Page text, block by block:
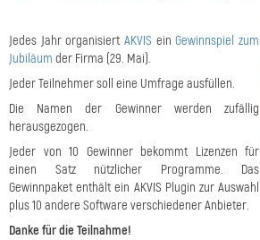
Jedes Jahr organisiert AKVIS einGewinnspiel zum
Jubiläum der Firma (29. Mai).
Jeder Teilnehmer soll eine Umfrage ausfüllen.
Die Namen der Gewinner werden zufällig
herausgezogen.
Jeder von 10 Gewinner bekommt Lizenzen für
einen Satz nützlicher Programme. Das
Gewinnpaket enthält ein AKVIS Plugin zur Auswahl
plus 10 andere Software verschiedener Anbieter.
Danke für die Teilnahme!